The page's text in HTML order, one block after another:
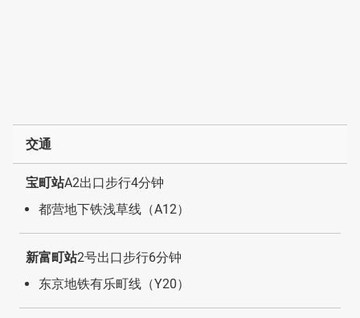
交通
宝町站A2出口步行4分钟
都营地下铁浅草线（A12）
新富町站2号出口步行6分钟
东京地铁有乐町线（Y20）